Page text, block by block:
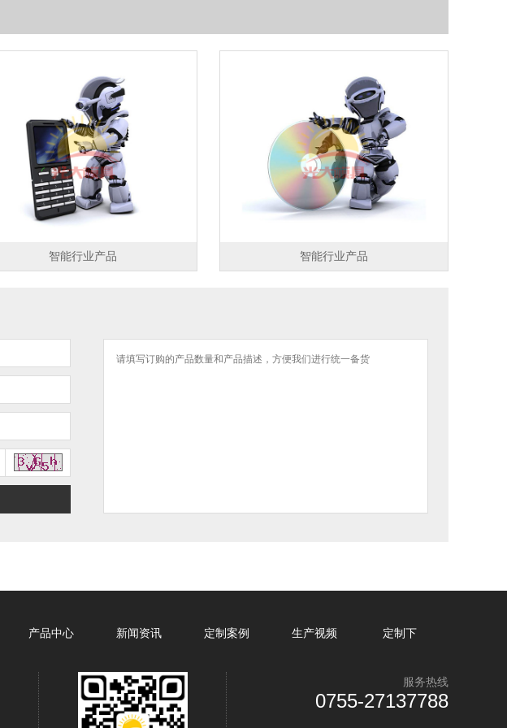
智能行业产品 智能行业产品
产品中心 新闻资讯 定制案例 生产视频
定制下
服务热线
0755-27137788